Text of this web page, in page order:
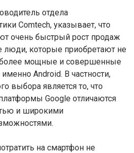
отдела
Comtech, указывает, что
очень быстрый рост продаж
люди, которые приобретают не
мощные и совершенные
Android. В частности,
выбора является то, что
Google отличаются
и широкими
на смартфон не